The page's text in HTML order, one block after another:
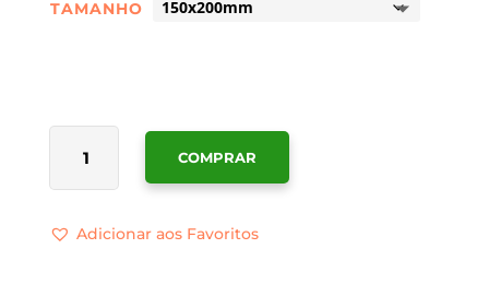
TAMANHO
QUANTIDADE
SINALÉTICA
TRABALHAR
COMPRAR
Adicionar aos Favoritos